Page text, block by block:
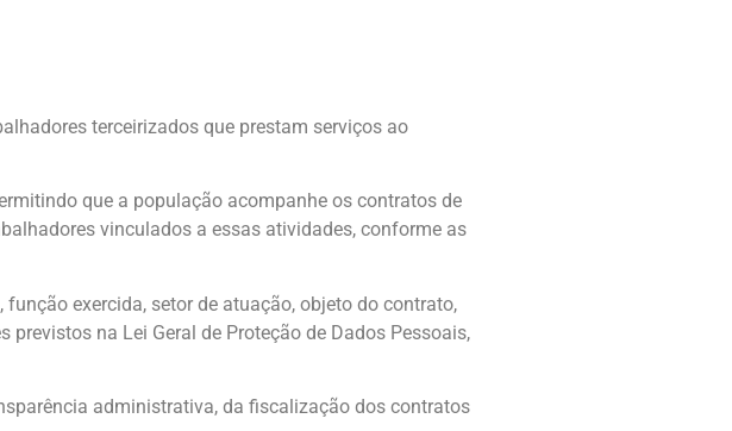
terceirizados que prestam serviços ao
que a população acompanhe os contratos de
vinculados a essas atividades, conforme as
exercida, setor de atuação, objeto do contrato,
na Lei Geral de Proteção de Dados Pessoais,
administrativa, da fiscalização dos contratos